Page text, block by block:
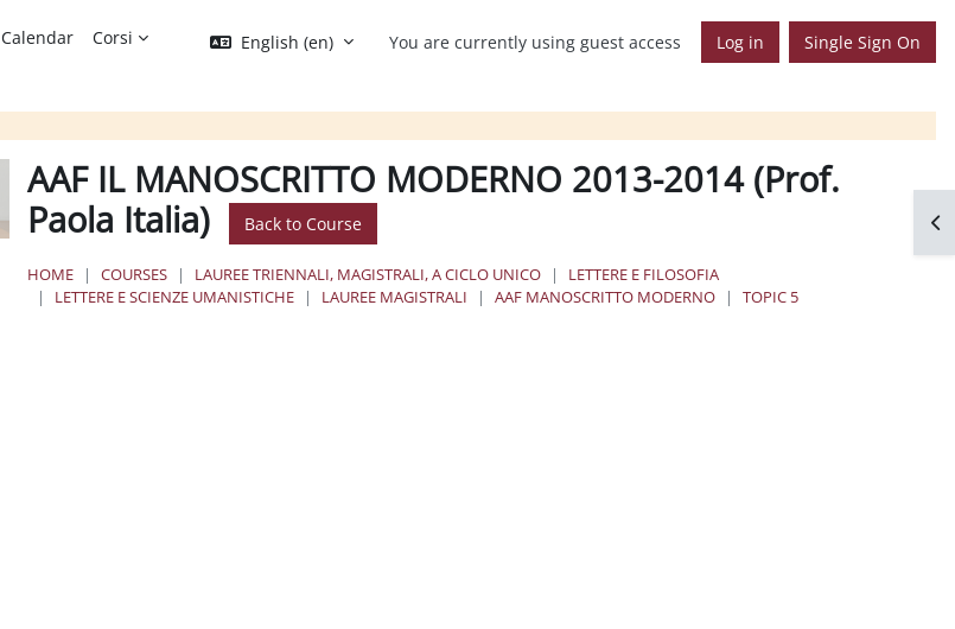
Calendar Corsi English ‎(en)‎ You are currently using guest access Log in Single Sign On
AAF IL MANOSCRITTO MODERNO 2013-2014 (Prof.
Paola Italia)
Back to Course
HOME COURSES LAUREE TRIENNALI, MAGISTRALI, A CICLO UNICO
LETTERE E FILOSOFIA
LETTERE E SCIENZE UMANISTICHE
LAUREE MAGISTRALI AAF MANOSCRITTO MODERNO TOPIC 5